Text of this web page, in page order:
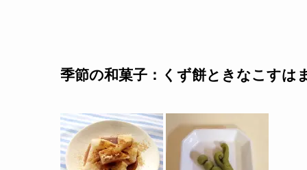
季節の和菓子：くず餅ときなこすは